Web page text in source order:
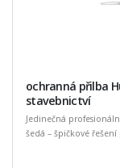
ochranná přilba
stavebnictví
Jedinečná
šedá – špičkové řešení